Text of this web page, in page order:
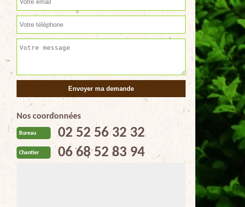
Nos coordonnées
Bureau 02 52 56 32 32
Chantier 06 68 52 83 94